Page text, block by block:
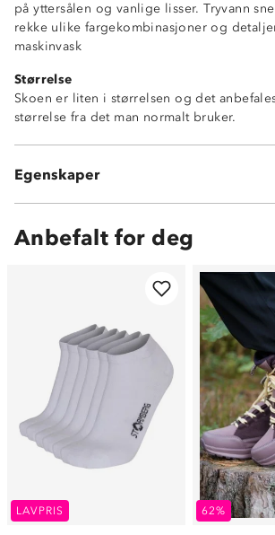
på yttersålen og vanlige lisser. Tryvann
rekke ulike fargekombinasjoner og
maskinvask
Størrelse
Skoen er liten i størrelsen og det
størrelse fra det man normalt bruker.
Egenskaper
Lettvekt
Myk
Vanlig høyde på yttersålen
Anbefalt for deg
LAVPRIS 62%